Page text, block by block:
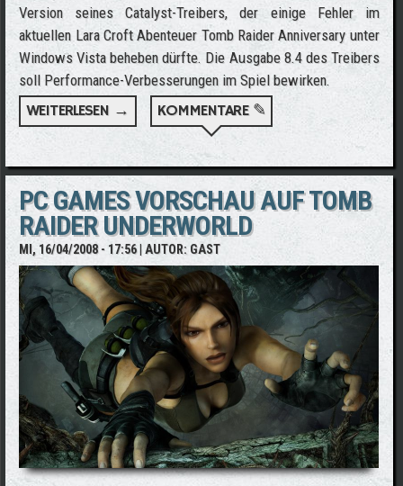
Version seines Catalyst-Treibers, der einige Fehler im
aktuellen Lara Croft Abenteuer Tomb Raider Anniversary unter
Windows Vista beheben dürfte. Die Ausgabe 8.4 des Treibers
soll Performance-Verbesserungen im Spiel bewirken.
WEITERLESEN →
ÜBER NEUER ATI-TREIBER VERBESSERT TR
ANNIVERSARY UNTER VISTA
KOMMENTARE ✎
PC GAMES VORSCHAU AUF TOMB
RAIDER UNDERWORLD
MI, 16/04/2008 - 17:56| AUTOR: GAST